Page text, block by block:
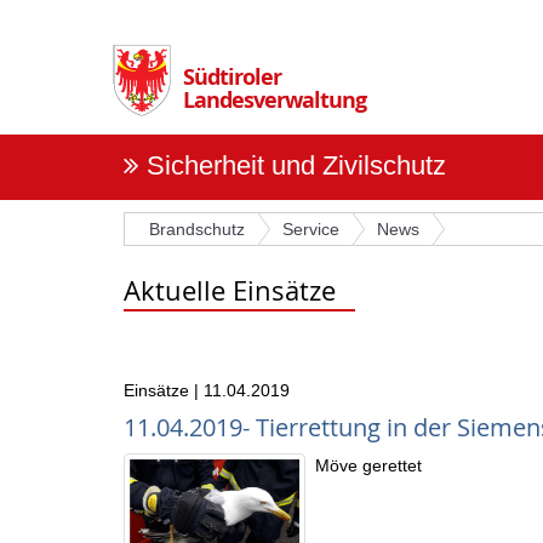
Südtiroler
Landesverwaltung
Sicherheit und Zivilschutz
Brandschutz Service News
Aktuelle Einsätze
Einsätze | 11.04.2019
11.04.2019- Tierrettung in der
Möve gerettet